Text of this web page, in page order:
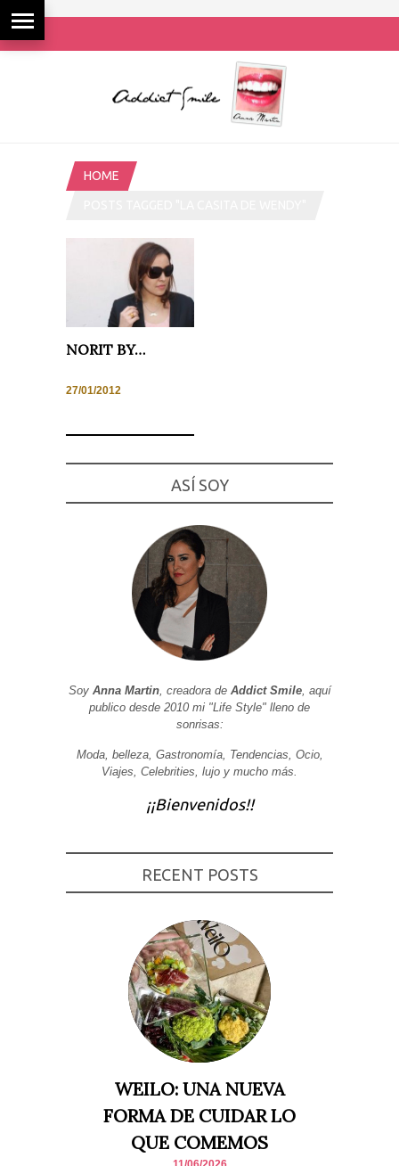
HOME
NORIT BY…
27/01/2012
ASÍ SOY
Soy Anna Martin, creadora de Addict Smile, aquí
publico desde 2010 mi "Life Style" lleno de
sonrisas:
Moda, belleza, Gastronomía, Tendencias, Ocio,
Viajes, Celebrities, lujo y mucho más.
¡¡Bienvenidos!!
RECENT POSTS
WEILO: UNA NUEVA
FORMA DE CUIDAR LO
QUE COMEMOS
funcionalidad